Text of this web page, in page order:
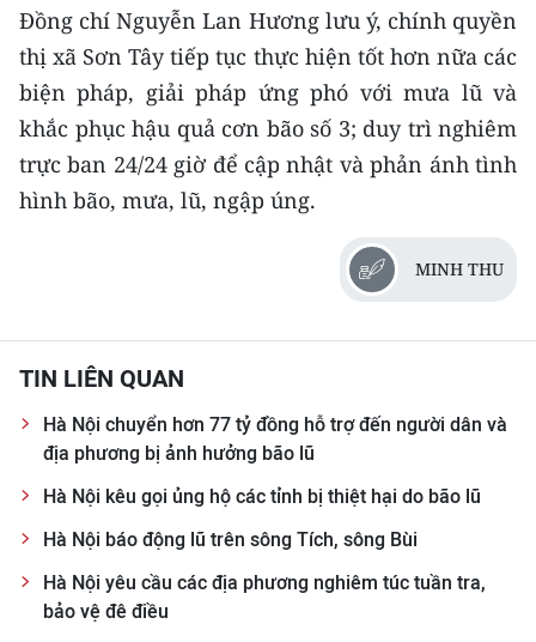
Đồng chí Nguyễn Lan Hương lưu ý, chính quyền
thị xã Sơn Tây tiếp tục thực hiện tốt hơn nữa các
biện pháp, giải pháp ứng phó với mưa lũ và
khắc phục hậu quả cơn bão số 3; duy trì nghiêm
trực ban 24/24 giờ để cập nhật và phản ánh tình
hình bão, mưa, lũ, ngập úng.
MINH THU
TIN LIÊN QUAN
Hà Nội chuyển hơn 77 tỷ đồng hỗ trợ đến người dân và
địa phương bị ảnh hưởng bão lũ
Hà Nội kêu gọi ủng hộ các tỉnh bị thiệt hại do bão lũ
Hà Nội báo động lũ trên sông Tích, sông Bùi
Hà Nội yêu cầu các địa phương nghiêm túc tuần tra,
bảo vệ đê điều